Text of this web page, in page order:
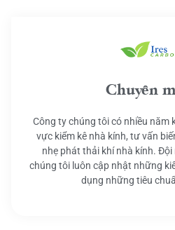
Chuyên
Công ty chúng tôi có nhiều năm
vực kiểm kê nhà kính, tư vấn
nhẹ phát thải khí nhà kính. Đội
chúng tôi luôn cập nhật những
dụng những tiêu